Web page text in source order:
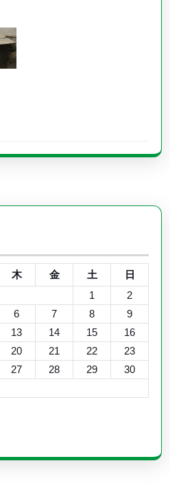
木 金 土
日
1
2
6 7 8
9
13 14 15
16
20 21 22
23
27 28 29
30